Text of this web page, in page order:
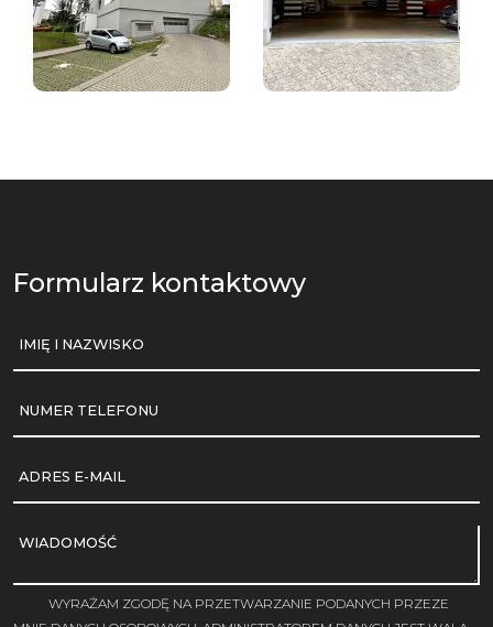
Formularz kontaktowy
IMIĘ I NAZWISKO
NUMER TELEFONU
ADRES E-MAIL
WIADOMOŚĆ
WYRAŻAM ZGODĘ NA PRZETWARZANIE PODANYCH PRZEZE